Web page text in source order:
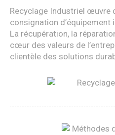
Recyclage Industriel œuvre
consignation d’équipement
La récupération, la
cœur des valeurs de
clientèle des solutions